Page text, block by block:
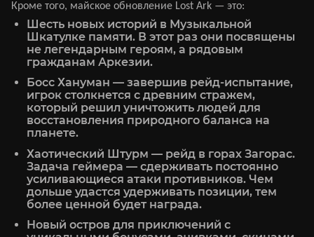
Кроме того, майское обновление Lost Ark — это:
Шесть новых историй в Музыкальной
Шкатулке памяти. В этот раз они посвящены
не легендарным героям, а рядовым
гражданам Аркезии.
Босс Хануман — завершив рейд-испытание,
игрок столкнется с древним стражем,
который решил уничтожить людей для
восстановления природного баланса на
планете.
Хаотический Штурм — рейд в горах Загорас.
Задача геймера — сдерживать постоянно
усиливающиеся атаки противников. Чем
дольше удастся удерживать позиции, тем
более ценной будет награда.
Новый остров для приключений с